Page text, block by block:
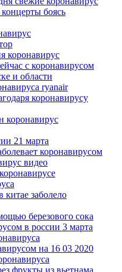
боясь
коронавирус
с коронавирусом
и области
ryanair
коронавирусу
коронавирус
21 марта
коронавирусом
видео
китае заболело
березового сока
в россии 3 марта
на 16 03 2020
фрукты из вьетнама